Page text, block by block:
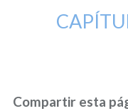
Compartir esta